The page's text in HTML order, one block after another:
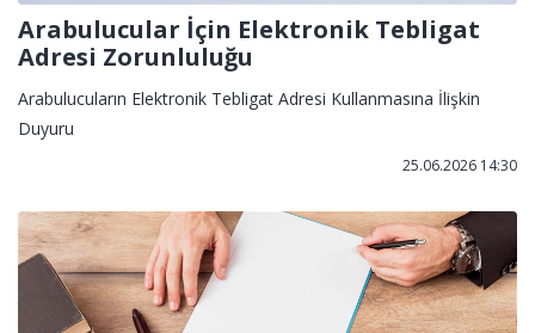
Arabulucular İçin Elektronik Tebligat
Adresi Zorunluluğu
Arabulucuların Elektronik Tebligat Adresi Kullanmasına İlişkin
Duyuru
25.06.2026 14:30